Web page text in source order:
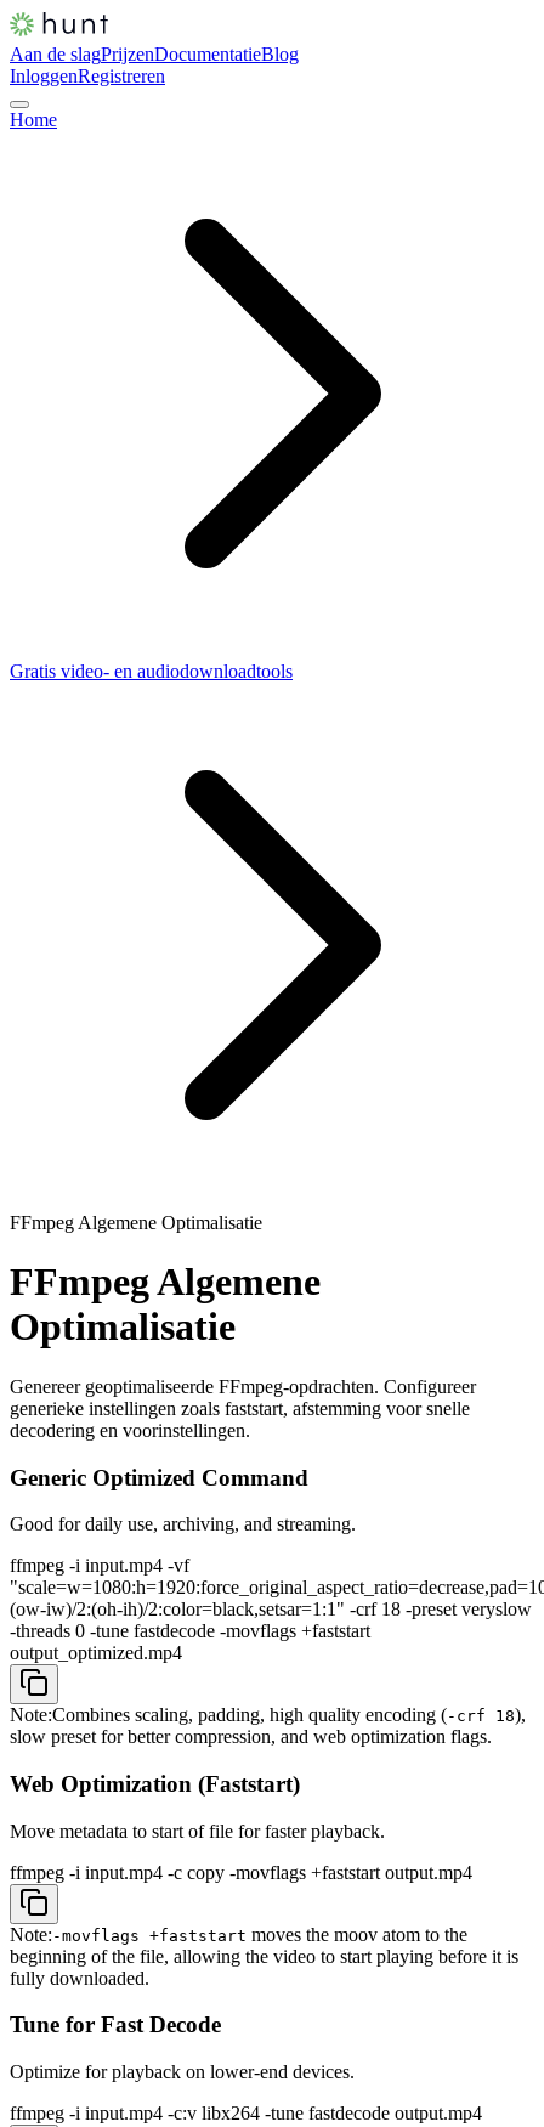
Aan de slagPrijzenDocumentatieBlog
InloggenRegistreren
Home
Gratis video- en audiodownloadtools
FFmpeg Algemene Optimalisatie
FFmpeg Algemene
Optimalisatie
Genereer geoptimaliseerde FFmpeg-opdrachten. Configureer
generieke instellingen zoals faststart, afstemming voor snelle
decodering en voorinstellingen.
Generic Optimized Command
Good for daily use, archiving, and streaming.
ffmpeg -i input.mp4 -vf
(ow-iw)/2:(oh-ih)/2:color=black,setsar=1:1" -crf 18 -preset veryslow
-threads 0 -tune fastdecode -movflags +faststart
output_optimized.mp4
Note:Combines scaling, padding, high quality encoding (-crf 18),
slow preset for better compression, and web optimization flags.
Web Optimization (Faststart)
Move metadata to start of file for faster playback.
ffmpeg -i input.mp4 -c copy -movflags +faststart output.mp4
Note: -movflags +faststart moves the moov atom to the
beginning of the file, allowing the video to start playing before it is
fully downloaded.
Tune for Fast Decode
Optimize for playback on lower-end devices.
ffmpeg -i input.mp4 -c:v libx264 -tune fastdecode output.mp4